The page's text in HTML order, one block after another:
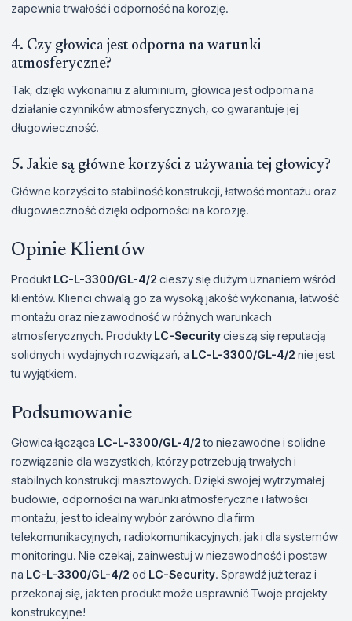
zapewnia trwałość i odporność na korozję.
4. Czy głowica jest odporna na warunki
atmosferyczne?
Tak, dzięki wykonaniu z aluminium, głowica jest odporna na
działanie czynników atmosferycznych, co gwarantuje jej
długowieczność.
5. Jakie są główne korzyści z używania tej głowicy?
Główne korzyści to stabilność konstrukcji, łatwość montażu oraz
długowieczność dzięki odporności na korozję.
Opinie Klientów
Produkt LC-L-3300/GL-4/2 cieszy się dużym uznaniem wśród
klientów. Klienci chwalą go za wysoką jakość wykonania, łatwość
montażu oraz niezawodność w różnych warunkach
atmosferycznych. Produkty LC-Securitycieszą się reputacją
solidnych i wydajnych rozwiązań, a LC-L-3300/GL-4/2 nie jest
tu wyjątkiem.
Podsumowanie
Głowica łącząca LC-L-3300/GL-4/2to niezawodne i solidne
rozwiązanie dla wszystkich, którzy potrzebują trwałych i
stabilnych konstrukcji masztowych. Dzięki swojej wytrzymałej
budowie, odporności na warunki atmosferyczne i łatwości
montażu, jest to idealny wybór zarówno dla firm
telekomunikacyjnych, radiokomunikacyjnych, jak i dla systemów
monitoringu. Nie czekaj, zainwestuj w niezawodność i postaw
na LC-L-3300/GL-4/2 od LC-Security. Sprawdź już teraz i
przekonaj się, jak ten produkt może usprawnić Twoje projekty
konstrukcyjne!